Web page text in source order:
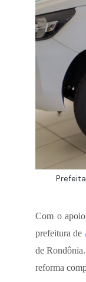
Com o
prefeitura de
de
reforma